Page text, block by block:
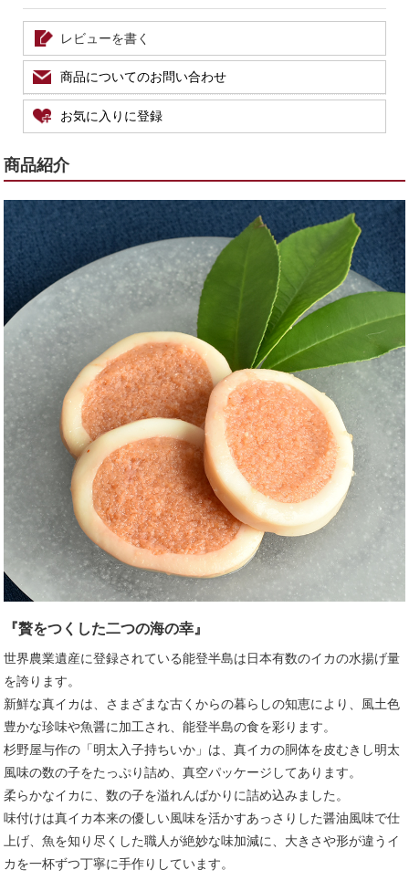
レビューを書く
商品についてのお問い合わせ
お気に入りに登録
商品紹介
『贅をつくした二つの海の幸』
世界農業遺産に登録されている能登半島は日本有数のイカの水揚げ量
を誇ります。
新鮮な真イカは、さまざまな古くからの暮らしの知恵により、風土色
豊かな珍味や魚醤に加工され、能登半島の食を彩ります。
杉野屋与作の「明太入子持ちいか」は、真イカの胴体を皮むきし明太
風味の数の子をたっぷり詰め、真空パッケージしてあります。
柔らかなイカに、数の子を溢れんばかりに詰め込みました。
味付けは真イカ本来の優しい風味を活かすあっさりした醤油風味で仕
上げ、魚を知り尽くした職人が絶妙な味加減に、大きさや形が違うイ
カを一杯ずつ丁寧に手作りしています。